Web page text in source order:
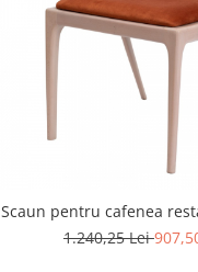
Scaun pentru cafenea
1.240,25 Lei